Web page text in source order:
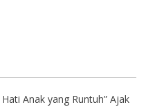
Anak yang Runtuh” Ajak